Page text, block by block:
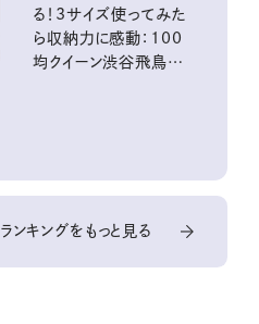
る！3サイズ使ってみた
ら収納力に感動：100
均クイーン渋谷飛鳥の
ランキングをもっと見る